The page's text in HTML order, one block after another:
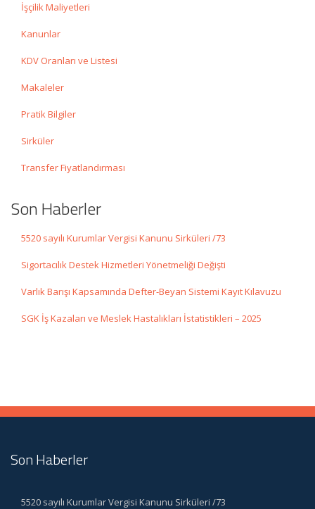
İşçilik Maliyetleri
Kanunlar
KDV Oranları ve Listesi
Makaleler
Pratik Bilgiler
Sirküler
Transfer Fiyatlandırması
Son Haberler
5520 sayılı Kurumlar Vergisi Kanunu Sirküleri /73
Sigortacılık Destek Hizmetleri Yönetmeliği Değişti
Varlık Barışı Kapsamında Defter-Beyan Sistemi Kayıt Kılavuzu
SGK İş Kazaları ve Meslek Hastalıkları İstatistikleri – 2025
Son Haberler
5520 sayılı Kurumlar Vergisi Kanunu Sirküleri /73